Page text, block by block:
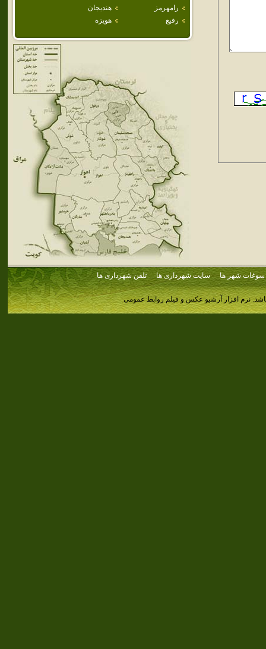
رامهرمز
هنديجان
رفيع
هويزه
سوغات شهر ها سایت شهرداری ها تلفن شهرداری ها
نرم افزار آرشیو عکس و فیلم روابط عمومی